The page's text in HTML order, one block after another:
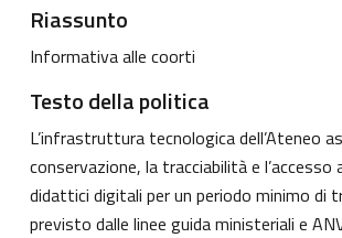
Riassunto
Informativa alle coorti
Testo della politica
L’infrastruttura tecnologica dell’Ateneo
conservazione, la tracciabilità e l’accesso
didattici digitali per un periodo minimo di
previsto dalle linee guida ministeriali e